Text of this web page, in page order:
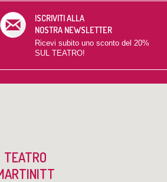
ISCRIVITI ALLA
NOSTRA NEWSLETTER
Ricevi subito uno sconto del 20%
SUL TEATRO!
TEATRO